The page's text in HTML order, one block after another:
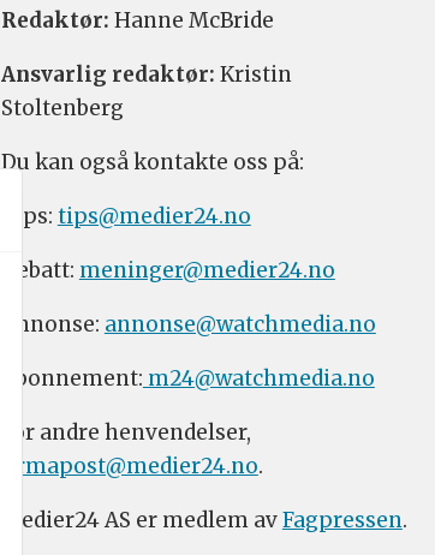
Redaktør: Hanne McBride
Ansvarlig redaktør: Kristin
Stoltenberg
Du kan også kontakte oss på:
Tips: tips@medier24.no
Debatt: meninger@medier24.no
Annonse: annonse@watchmedia.no
Abonnement: m24@watchmedia.no
For andre henvendelser,
firmapost@medier24.no.
Medier24 AS er medlem avFagpressen.